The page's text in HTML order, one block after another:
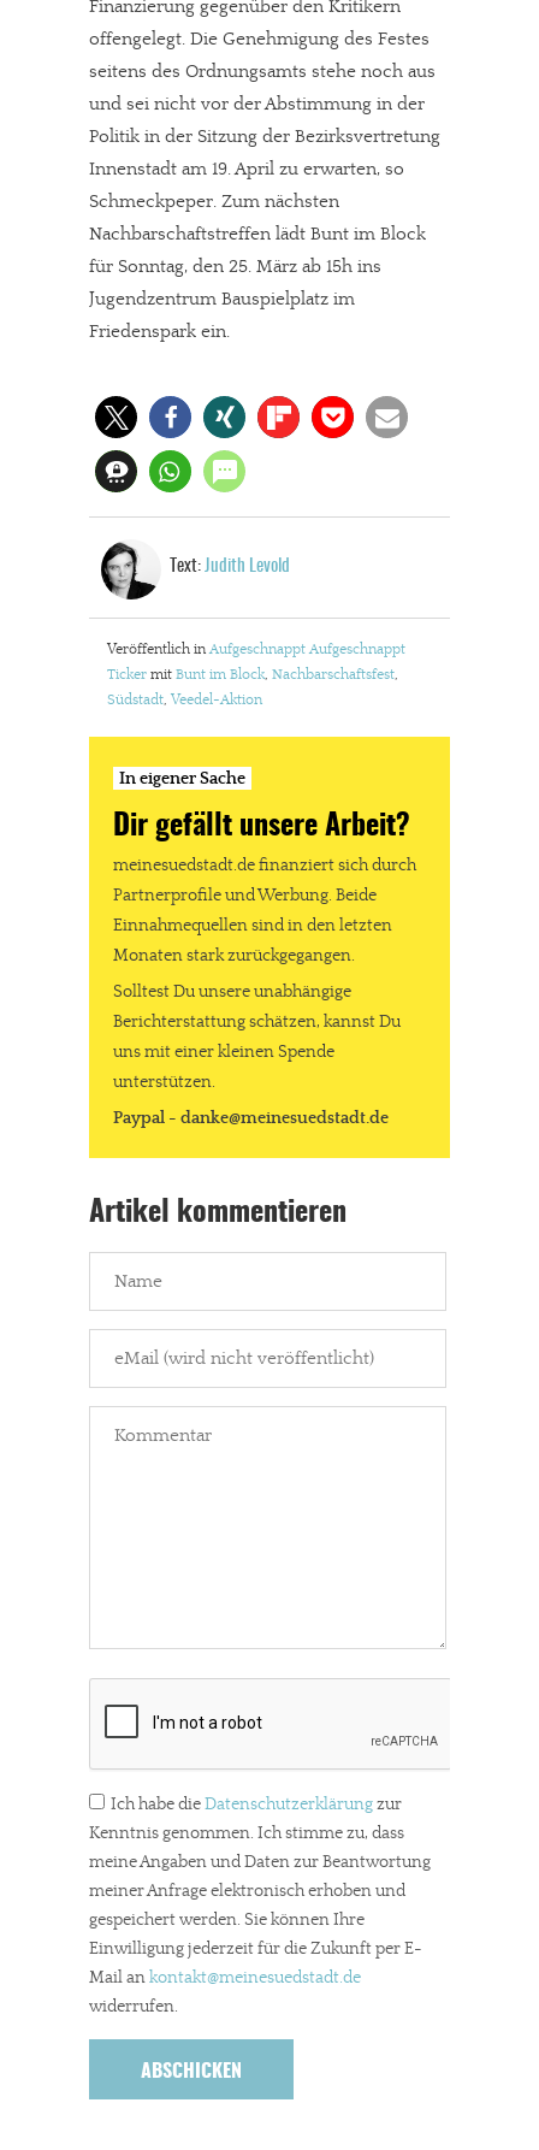
kannst Du uns mit einer kleinen Spende unterstützen.
JETZT SPENDEN Schon erledigt!
Finanzierung gegenüber den Kritikern
offengelegt. Die Genehmigung des Festes
seitens des Ordnungsamts stehe noch aus
und sei nicht vor der Abstimmung in der
Politik in der Sitzung der Bezirksvertretung
Innenstadt am 19. April zu erwarten, so
Schmeckpeper. Zum nächsten
Nachbarschaftstreffen lädt Bunt im Block
für Sonntag, den 25. März ab 15h ins
Jugendzentrum Bauspielplatz im
Friedenspark ein.
Text: Judith Levold
Veröffentlich inAufgeschnappt Aufgeschnappt
Ticker mit Bunt im Block, Nachbarschaftsfest,
Südstadt, Veedel-Aktion
In eigener Sache
Dir gefällt unsere Arbeit?
meinesuedstadt.de finanziert sich durch
Partnerprofile und Werbung. Beide
Einnahmequellen sind in den letzten
Monaten stark zurückgegangen.
Solltest Du unsere unabhängige
Berichterstattung schätzen, kannst Du
uns mit einer kleinen Spende
unterstützen.
Paypal - danke@meinesuedstadt.de
Artikel kommentieren
Ich habe dieDatenschutzerklärungzur
Kenntnis genommen. Ich stimme zu, dass
meine Angaben und Daten zur Beantwortung
meiner Anfrage elektronisch erhoben und
gespeichert werden. Sie können Ihre
Einwilligung jederzeit für die Zukunft per E-
Mail ankontakt@meinesuedstadt.de
widerrufen.